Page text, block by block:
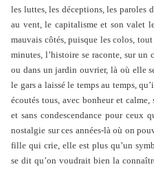
les luttes, les déceptions, les paroles
au vent, le capitalisme et son valet
mauvais côtés, puisque les colos,
minutes, l’histoire se raconte, sur
ou dans un jardin ouvrier, là où elle
le gars a laissé le temps au temps,
écoutés tous, avec bonheur et
et sans condescendance pour ceux
nostalgie sur ces années-là où on
fille qui crie, elle est plus qu’un
se dit qu’on voudrait bien la